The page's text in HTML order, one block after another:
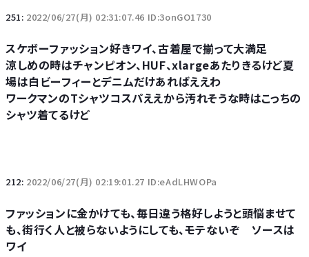
251: 2022/06/27(月) 02:31:07.46 ID:3onGO1730
スケボーファッション好きワイ、古着屋で揃って大満足
涼しめの時はチャンピオン、HUF、xlargeあたりきるけど夏
場は白ビーフィーとデニムだけあればええわ
ワークマンのTシャツコスパええから汚れそうな時はこっちの
シャツ着てるけど
212: 2022/06/27(月) 02:19:01.27 ID:eAdLHWOPa
ファッションに金かけても、毎日違う格好しようと頭悩ませて
も、街行く人と被らないようにしても、モテないぞ ソースは
ワイ